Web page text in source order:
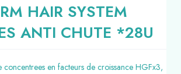
HAIR SYSTEM
ANTI CHUTE *28U
concentrees en facteurs de croissance HGFx3,